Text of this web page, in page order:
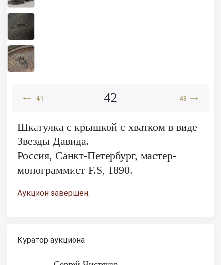
41 42 43
Шкатулка с крышкой с хватком в виде
Звезды Давида.
Россия, Санкт-Петербург, мастер-
монограммист F.S, 1890.
Аукцион завершен.
Куратор аукциона